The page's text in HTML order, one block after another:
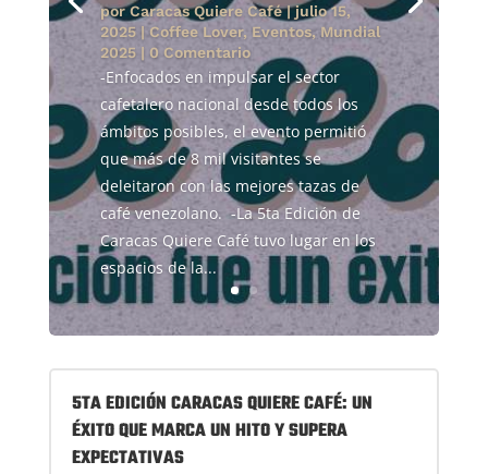
porCaracas Quiere Café|julio 15,
2025| Coffee Lover, Eventos,Mundial
2025 | 0 Comentario
-Enfocados en impulsar el sector
cafetalero nacional desde todos los
ámbitos posibles, el evento permitió
que más de 8 mil visitantes se
deleitaron con las mejores tazas de
café venezolano. -La 5ta Edición de
Caracas Quiere Café tuvo lugar en los
espacios de la...
5TA EDICIÓN CARACAS QUIERE CAFÉ: UN
ÉXITO QUE MARCA UN HITO Y SUPERA
EXPECTATIVAS